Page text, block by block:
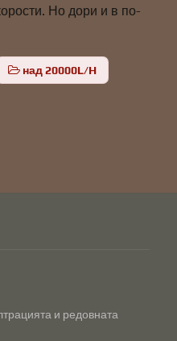
Но дори и в по-
над 20000L/H
и редовната